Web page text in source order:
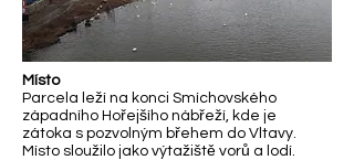
Místo
Parcela leží na konci Smíchovského
západního Hořejšího nábřeží, kde je
zátoka s pozvolným břehem do Vltavy.
Místo sloužilo jako výtažiště vorů a lodí.